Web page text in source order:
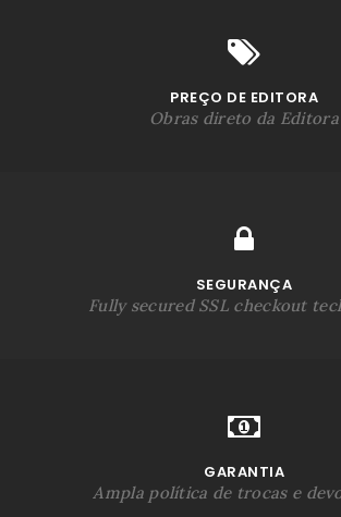
PREÇO DE EDITORA
Obras direto da Editora
SEGURANÇA
Fully secured SSL checkout
GARANTIA
Ampla política de trocas e